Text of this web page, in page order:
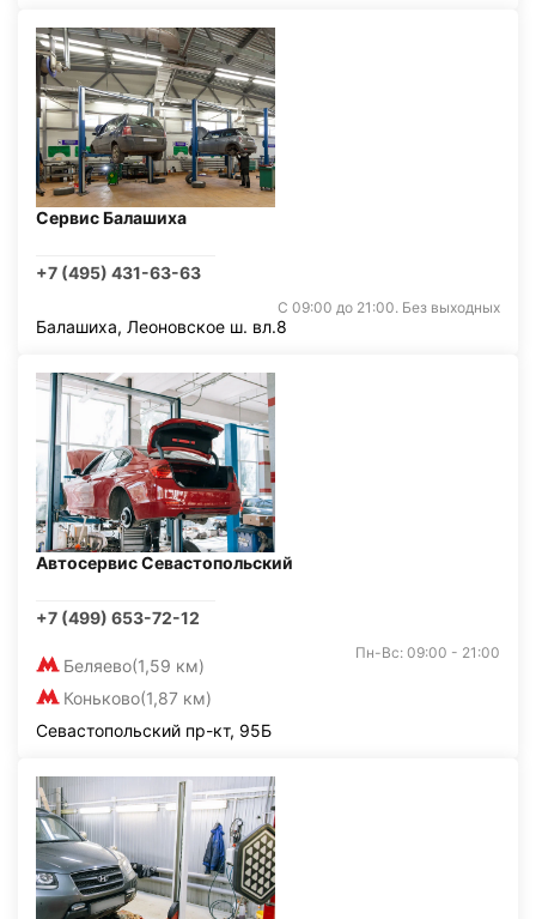
Сервис Балашиха
+7 (495) 431-63-63
С 09:00 до 21:00. Без выходных
Балашиха, Леоновское ш. вл.8
Автосервис Севастопольский
+7 (499) 653-72-12
Беляево(1,59 км)
Коньково(1,87 км)
Пн-Вс: 09:00 - 21:00
Севастопольский пр-кт, 95Б